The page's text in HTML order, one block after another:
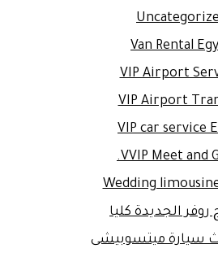
Van Rental
VIP Airport
VIP Airport
VIP car service
VVIP Meet and
Wedding
روفر الجديدة كليا
سيارة ميتسوبيشى